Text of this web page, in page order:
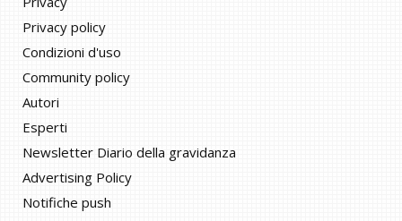
Privacy policy
Condizioni d'uso
Community policy
Autori
Esperti
Newsletter Diario della gravidanza
Advertising Policy
Notifiche push